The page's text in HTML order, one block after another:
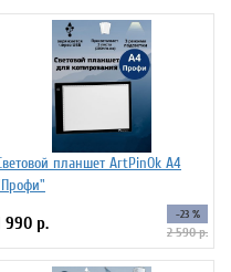
планшет ArtPinOk А4
990 р. -23 %
2 590 р.